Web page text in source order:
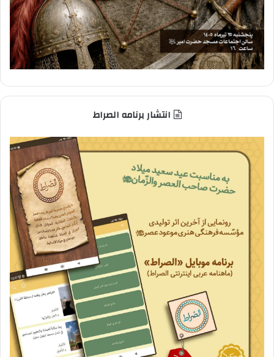
انتشار برنامه الصراط